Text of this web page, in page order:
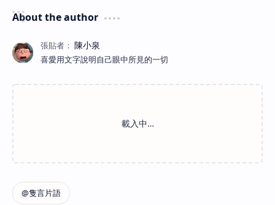
About the author
喜愛用文字說明自己眼中所見的一切